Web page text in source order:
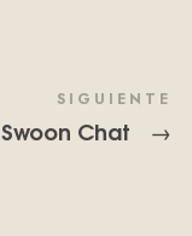
SIGUIENTE
Swoon Chat →